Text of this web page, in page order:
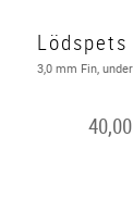
to favorites
40,00